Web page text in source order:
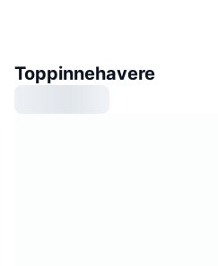
Toppinnehavere